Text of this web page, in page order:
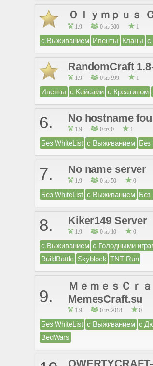
Ｏｌｙｍｐｕｓ
1.9 0 из 300 1
с Выживанием Ивенты Кланы с
RandomCraft
1.9 0 из 999 1
Ивенты с Кейсами с Креативом
6. No hostname
1.9 0 из 0 1
Без WhiteList с Выживанием
7. No name server
1.9 0 из 50 0
Без WhiteList с Выживанием
8. Kiker149 Server
1.9 0 из 10 0
с Выживанием с Голодными
BuildBattle Skyblock TNT Run
9.
ＭｅｍｅｓＣｒ
MemesCraft.su
1.9 0 из 2018 0
Без WhiteList с Выживанием с
BedWars